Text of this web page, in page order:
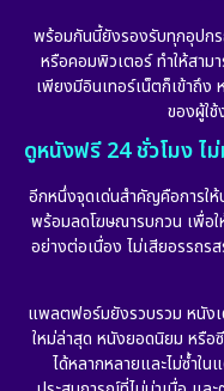
พร้อมกันนี้ยังรองรับทุกอุปกร
หรือคอมพิวเตอร์ ทำให้สาม
เพียงมีอินเทอร์เน็ตก็เข้าถึ
ของผู้ใ
ดูหนังฟรี 24 ชั่วโมง ไ
อีกหนึ่งจุดเด่นสำคัญคือการใ
พร้อมลดโฆษณารบกวน เพื่อใ
อย่างต่อเนื่อง ไม่เสียอรรถร
แพลตฟอร์มยังรวบรวม หนังเ
ใหม่ล่าสุด หนังยอดนิยม หรือ
ได้หลากหลายและไม่ซ้ำใ